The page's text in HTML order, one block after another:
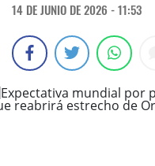
14 DE JUNIO DE 2026 - 11:53